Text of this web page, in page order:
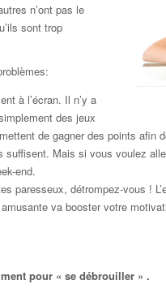
n’ont pas le
sont trop
à l’écran. Il n’y a
des jeux
de gagner des points afin
suffisent. Mais si vous voulez
end.
paresseux, détrompez-vous !
va booster votre
pour « se débrouiller » .